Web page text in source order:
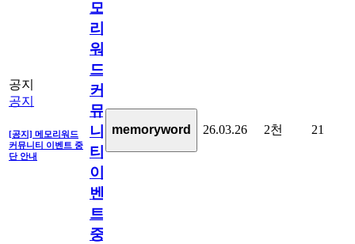
공지
공지
[공지] 메모리워드
커뮤니티 이벤트 중
단 안내
모
리
워
드
커
뮤
니
티
이
벤
트
중
memoryword 26.03.26 2천 21